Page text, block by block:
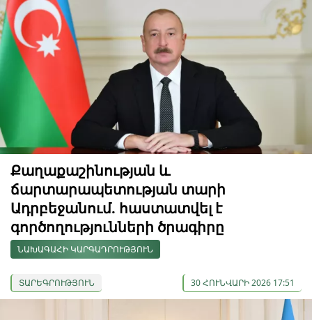
Քաղաքաշինության և
ճարտարապետության տարի
Ադրբեջանում. հաստատվել է
գործողությունների ծրագիրը
ՆԱԽԱԳԱՀԻ ԿԱՐԳԱԴՐՈՒԹՅՈՒՆ
ՏԱՐԵԳՐՈՒԹՅՈՒՆ 30 ՀՈՒՆՎԱՐԻ 2026 17:51